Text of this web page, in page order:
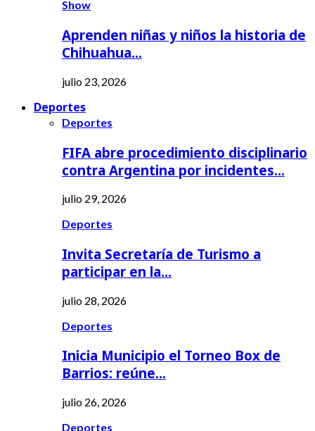
Show
Aprenden niñas y niños la historia de
Chihuahua…
julio 23, 2026
Deportes
Deportes
FIFA abre procedimiento disciplinario
contra Argentina por incidentes…
julio 29, 2026
Deportes
Invita Secretaría de Turismo a
participar en la…
julio 28, 2026
Deportes
Inicia Municipio el Torneo Box de
Barrios: reúne…
julio 26, 2026
Deportes